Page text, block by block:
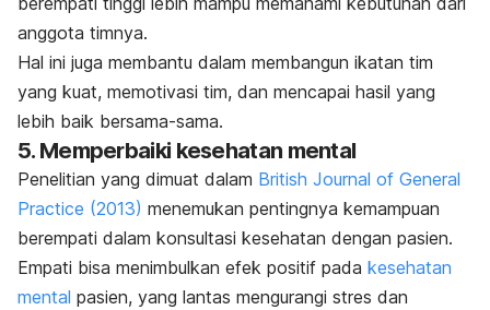
anggota timnya.
Hal ini juga membantu dalam membangun ikatan tim
yang kuat, memotivasi tim, dan mencapai hasil yang
lebih baik bersama-sama.
5. Memperbaiki kesehatan mental
Penelitian yang dimuat dalam British Journal of General
Practice (2013) menemukan pentingnya kemampuan
berempati dalam konsultasi kesehatan dengan pasien.
Empati bisa menimbulkan efek positif pada kesehatan
mental pasien, yang lantas mengurangi stres dan